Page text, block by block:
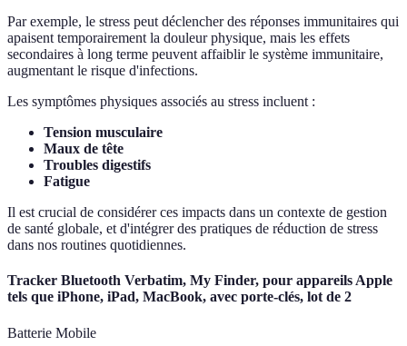
Par exemple, le stress peut déclencher des réponses immunitaires qui
apaisent temporairement la douleur physique, mais les effets
secondaires à long terme peuvent affaiblir le système immunitaire,
augmentant le risque d'infections.
Les symptômes physiques associés au stress incluent :
Tension musculaire
Maux de tête
Troubles digestifs
Fatigue
Il est crucial de considérer ces impacts dans un contexte de gestion
de santé globale, et d'intégrer des pratiques de réduction de stress
dans nos routines quotidiennes.
Tracker Bluetooth Verbatim, My Finder, pour appareils Apple
tels que iPhone, iPad, MacBook, avec porte-clés, lot de 2
Batterie Mobile